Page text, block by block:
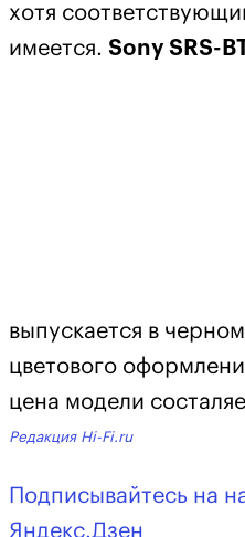
хотя
имеется. Sony SRS-
выпускается в
цветового
цена модели
Редакция Hi-Fi.ru
Подписывайтесь на
Яндекс.Дзен